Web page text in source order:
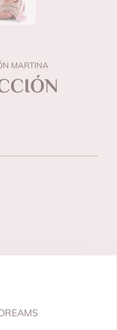
MARTINA